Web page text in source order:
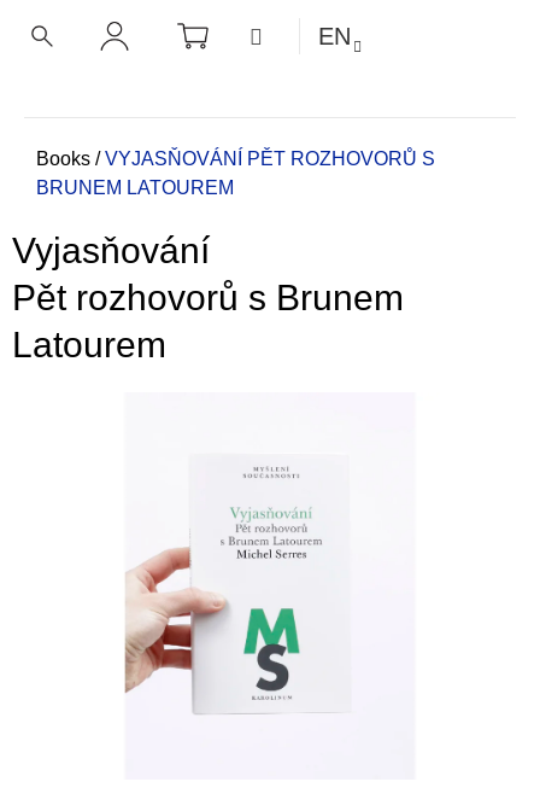
SHOPPING
CART MENUEN
Home
Books / VYJASŇOVÁNÍ
PĚT ROZHOVORŮ S
BRUNEM LATOUREM
Vyjasňování
Pět rozhovorů s Brunem
Latourem
BACK
BACK
h
a
a
r
y